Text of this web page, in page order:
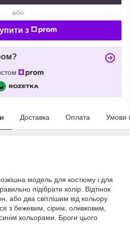
або
з
Доставка Оплата Умови
модель для костюму і для
підібрати колір. Відтінок
або два світлішим від кольору
з бежевим, сірим, оливковим,
кольорами. Броги цього